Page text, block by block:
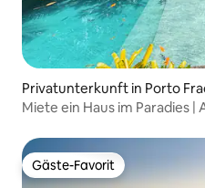
Privatunterkunft in Porto
Miete ein Haus im Paradies |
Gäste-Favorit
Gäste-Favorit